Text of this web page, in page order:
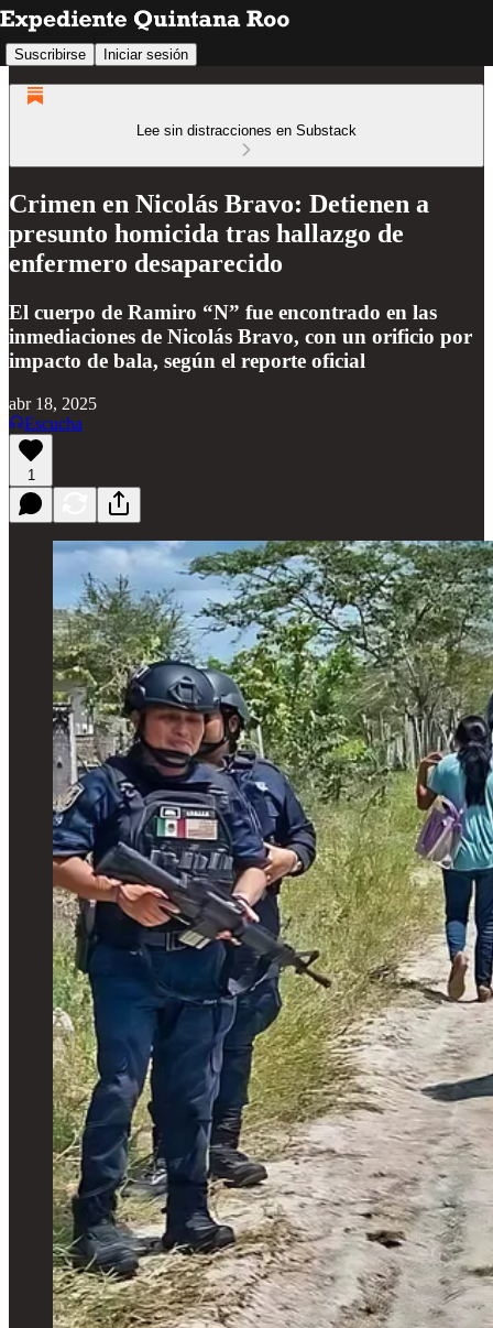
Suscribirse Iniciar sesión
Lee sin distracciones en Substack
Crimen en Nicolás Bravo: Detienen a
presunto homicida tras hallazgo de
enfermero desaparecido
El cuerpo de Ramiro “N” fue encontrado en las
inmediaciones de Nicolás Bravo, con un orificio por
impacto de bala, según el reporte oficial
abr 18, 2025
Escucha
1